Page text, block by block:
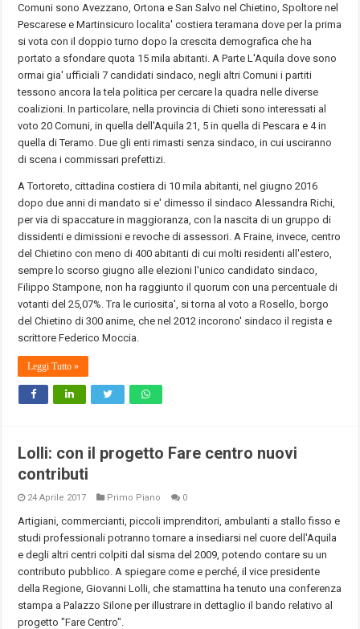
Comuni sono Avezzano, Ortona e San Salvo nel Chietino, Spoltore nel
Pescarese e Martinsicuro localita' costiera teramana dove per la prima
si vota con il doppio turno dopo la crescita demografica che ha
portato a sfondare quota 15 mila abitanti. A Parte L'Aquila dove sono
ormai gia' ufficiali 7 candidati sindaco, negli altri Comuni i partiti
tessono ancora la tela politica per cercare la quadra nelle diverse
coalizioni. In particolare, nella provincia di Chieti sono interessati al
voto 20 Comuni, in quella dell'Aquila 21, 5 in quella di Pescara e 4 in
quella di Teramo. Due gli enti rimasti senza sindaco, in cui usciranno
di scena i commissari prefettizi.
A Tortoreto, cittadina costiera di 10 mila abitanti, nel giugno 2016
dopo due anni di mandato si e' dimesso il sindaco Alessandra Richi,
per via di spaccature in maggioranza, con la nascita di un gruppo di
dissidenti e dimissioni e revoche di assessori. A Fraine, invece, centro
del Chietino con meno di 400 abitanti di cui molti residenti all'estero,
sempre lo scorso giugno alle elezioni l'unico candidato sindaco,
Filippo Stampone, non ha raggiunto il quorum con una percentuale di
votanti del 25,07%. Tra le curiosita', si torna al voto a Rosello, borgo
del Chietino di 300 anime, che nel 2012 incorono' sindaco il regista e
scrittore Federico Moccia.
Leggi Tutto »
Lolli: con il progetto Fare centro nuovi
contributi
24 Aprile 2017 Primo Piano 0
Artigiani, commercianti, piccoli imprenditori, ambulanti a stallo fisso e
studi professionali potranno tornare a insediarsi nel cuore dell'Aquila
e degli altri centri colpiti dal sisma del 2009, potendo contare su un
contributo pubblico. A spiegare come e perché, il vice presidente
della Regione, Giovanni Lolli, che stamattina ha tenuto una conferenza
stampa a Palazzo Silone per illustrare in dettaglio il bando relativo al
progetto "Fare Centro".